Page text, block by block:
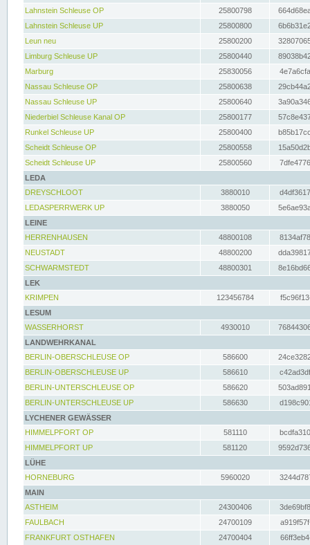
Lahnstein Schleuse OP
25800798
Lahnstein Schleuse UP
25800800
Leun neu
25800200
Limburg Schleuse UP
25800440
Marburg
25830056
Nassau Schleuse OP
25800638
Nassau Schleuse UP
25800640
Niederbiel Schleuse Kanal OP
25800177
Runkel Schleuse UP
25800400
Scheidt Schleuse OP
25800558
Scheidt Schleuse UP
25800560
LEDA
DREYSCHLOOT
3880010
LEDASPERRWERK UP
3880050
LEINE
HERRENHAUSEN
48800108
NEUSTADT
48800200
SCHWARMSTEDT
48800301
LEK
KRIMPEN
123456784
LESUM
WASSERHORST
4930010
LANDWEHRKANAL
BERLIN-OBERSCHLEUSE OP
586600
BERLIN-OBERSCHLEUSE UP
586610
BERLIN-UNTERSCHLEUSE OP
586620
BERLIN-UNTERSCHLEUSE UP
586630
LYCHENER GEWÄSSER
HIMMELPFORT OP
581110
HIMMELPFORT UP
581120
LÜHE
HORNEBURG
5960020
MAIN
ASTHEIM
24300406
FAULBACH
24700109
FRANKFURT OSTHAFEN
24700404